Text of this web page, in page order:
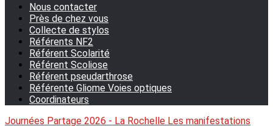
Nous contacter
Près de chez vous
Collecte de stylos
Référents NF2
Référent Scolarité
Référent Scoliose
Référent pseudarthrose
Référente Gliome Voies optiques
Coordinateurs
Journées Partage 2026 - La Rochelle Les manifestations